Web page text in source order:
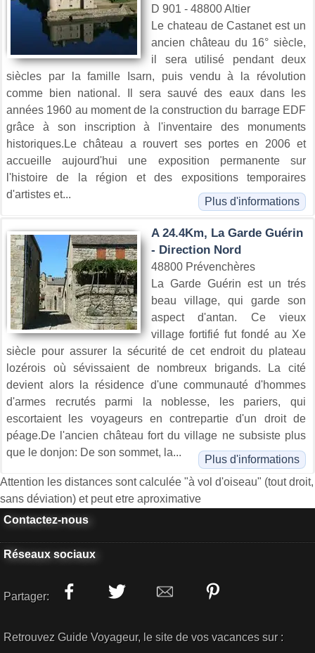
D 901 - 48800 Altier
Le chateau de Castanet est un
ancien château du 16° siècle,
il sera utilisé pendant deux
siècles par la famille Isarn, puis vendu à la révolution
comme bien national. Il sera sauvé des eaux dans les
années 1960 au moment de la construction du barrage EDF
grâce à son inscription à l'inventaire des monuments
historiques.Le château a rouvert ses portes en 2006 et
accueille aujourd'hui une exposition permanente sur
l'histoire de la région et des expositions temporaires
d'artistes et...
Plus d'informations
A 24.4Km, La Garde Guérin
- Direction Nord
48800 Prévenchères
La Garde Guérin est un trés
beau village, qui garde son
aspect d'antan. Ce vieux
village fortifié fut fondé au Xe
siècle pour assurer la sécurité de cet endroit du plateau
lozérois où sévissaient de nombreux brigands. La cité
devient alors la résidence d'une communauté d'hommes
d'armes recrutés parmi la noblesse, les pariers, qui
escortaient les voyageurs en contrepartie d'un droit de
péage.De l'ancien château fort du village ne subsiste plus
que le donjon: De son sommet, la...
Plus d'informations
Attention les distances sont calculée "à vol d'oiseau" (tout droit,
sans déviation) et peut etre aproximative
Contactez-nous
Réseaux sociaux
Partager:
Retrouvez Guide Voyageur, le site de vos vacances sur :